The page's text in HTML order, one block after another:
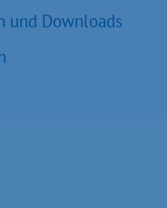
und Downloads